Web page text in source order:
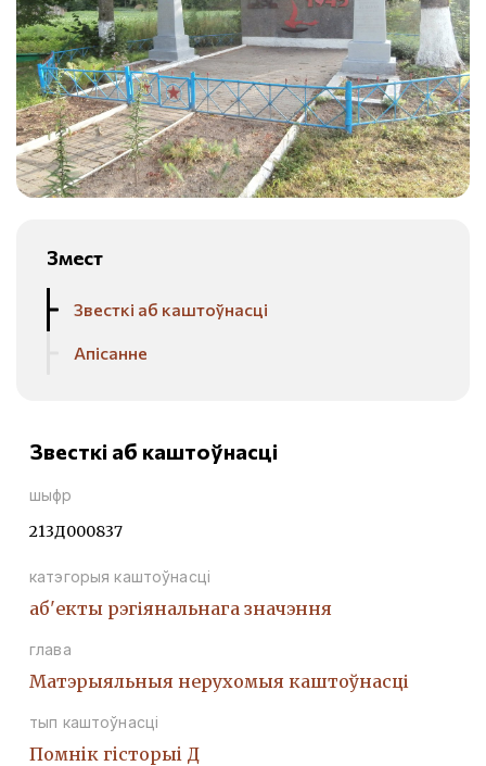
Змест
Звесткі аб каштоўнасці
Апісанне
Звесткі аб каштоўнасці
шыфр
213Д000837
катэгорыя каштоўнасці
аб'екты рэгіянальнага значэння
глава
Матэрыяльныя нерухомыя каштоўнасці
тып каштоўнасці
Помнiк гiсторыi Д